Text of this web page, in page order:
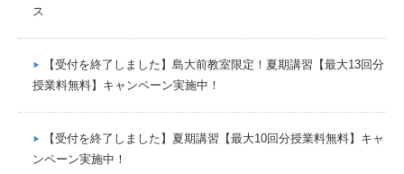
ス
【受付を終了しました】島大前教室限定！夏期講習【最大13回分
授業料無料】キャンペーン実施中！
【受付を終了しました】夏期講習【最大10回分授業料無料】キャ
ンペーン実施中！